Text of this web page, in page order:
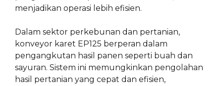
menjadikan operasi lebih efisien.
Dalam sektor perkebunan dan pertanian,
konveyor karet EP125 berperan dalam
pengangkutan hasil panen seperti buah dan
sayuran. Sistem ini memungkinkan pengolahan
hasil pertanian yang cepat dan efisien,